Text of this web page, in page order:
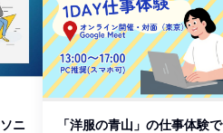
ニ
「洋服の青山」の仕事体験